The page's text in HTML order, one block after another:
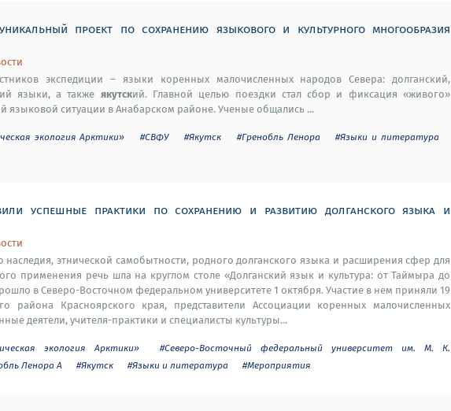
проект по сохранению языкового и культурного многообразия
экспедиции – языки коренных малочисленных народов Севера: долганский,
языки, а также якутский. Главной целью поездки стал сбор и фиксация «живого»
языковой ситуации в Анабарском районе. Ученые общались ...
экология Арктики» #СВФУ #Якутск #Гренобль Ленора
#Языки и литература
успешные практики по сохранению и развитию долганского языка и
наследия, этнической самобытности, родного долганского языка и расширения сфер для
применения речь шла на круглом столе «Долганский язык и культура: от Таймыра до
в Северо-Восточном федеральном университете 1 октября. Участие в нем приняли 19
района Красноярского края, представители Ассоциации коренных малочисленных
деятели, учителя-практики и специалисты культуры...
экология Арктики»
#Северо-Восточный федеральный университет им. М. К.
Ленора А #Якутск #Языки и литература #Мероприятия